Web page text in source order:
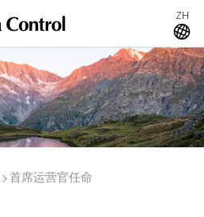
ZH
A
I 首席运营官任命